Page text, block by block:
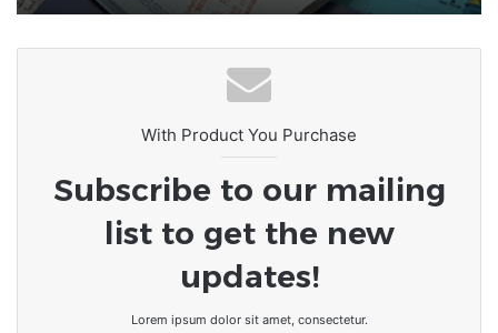
With Product You Purchase
Subscribe to our mailing
list to get the new
updates!
Lorem ipsum dolor sit amet, consectetur.